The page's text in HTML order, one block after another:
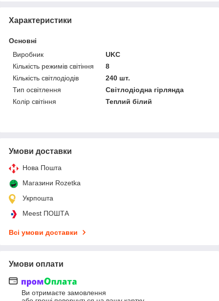
Характеристики
Основні
Виробник
UKC
Кількість режимів світіння
8
Кількість світлодіодів
240 шт.
Тип освітлення
Світлодіодна гірлянда
Колір світіння
Теплий білий
Умови доставки
Нова Пошта
Магазини Rozetka
Укрпошта
Meest ПОШТА
Всі умови доставки
Умови оплати
Ви отримаєте замовлення